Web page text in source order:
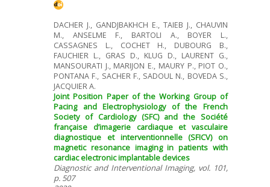
DACHER J., GANDJBAKHCH E., TAIEB J., CHAUVIN
M., ANSELME F., BARTOLI A., BOYER L.,
CASSAGNES L., COCHET H., DUBOURG B.,
FAUCHIER L., GRAS D., KLUG D., LAURENT G.,
MANSOURATI J., MARIJON E., MAURY P., PIOT O.,
PONTANA F., SACHER F., SADOUL N., BOVEDA S.,
JACQUIER A.
Joint Position Paper of the Working Group of
Pacing and Electrophysiology of the French
Society of Cardiology (SFC) and the Société
française d’imagerie cardiaque et vasculaire
diagnostique et interventionnelle (SFICV) on
magnetic resonance imaging in patients with
cardiac electronic implantable devices
Diagnostic and Interventional Imaging, vol. 101,
p. 507